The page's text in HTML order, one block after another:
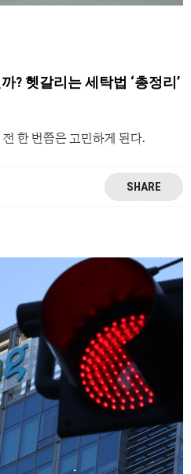
? 헷갈리는 세탁법 ‘총정리’
한 번쯤은 고민하게 된다.
SHARE